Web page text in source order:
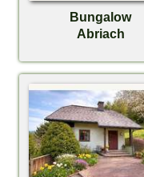
Bungalow
Abriach